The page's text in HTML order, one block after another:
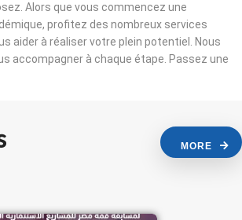
Alors que vous commencez une
profitez des nombreux services
aider à réaliser votre plein potentiel. Nous
accompagner à chaque étape. Passez une
MORE